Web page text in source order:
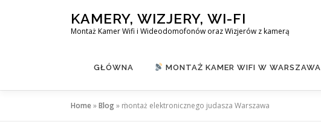
KAMERY, WIZJERY, WI-FI
Montaż Kamer Wifi i Wideodomofonów oraz Wizjerów z kamerą
GŁÓWNA MONTAŻ KAMER WIFI W WARSZAWA
Home»Blog» montaż elektronicznego judasza Warszawa